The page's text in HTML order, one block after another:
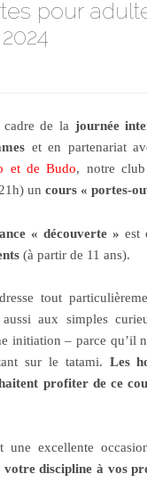
pour
cadre de la journée
et en partenariat
et de Budo, notre
un cours « portes-
« découverte » est
(à partir de 11 ans).
tout
aux simples
initiation – parce qu’il
sur le tatami. Les
profiter de ce
une excellente
discipline à vos